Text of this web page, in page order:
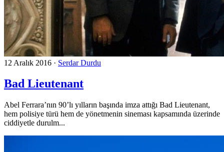
12 Aralık 2016 · Serdar Durdu
Bad Lieutenant
Abel Ferrara’nın 90’lı yılların başında imza attığı Bad Lieutenant,
hem polisiye türü hem de yönetmenin sineması kapsamında üzerinde
ciddiyetle durulm...